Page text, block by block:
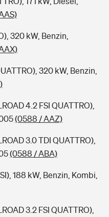
320 kW, Benzin,
320 kW, Benzin,
4.2 FSI QUATTRO),
(0588 / AAZ)
3.0 TDI QUATTRO),
(0588 / ABA)
188 kW, Benzin, Kombi,
3.2 FSI QUATTRO),